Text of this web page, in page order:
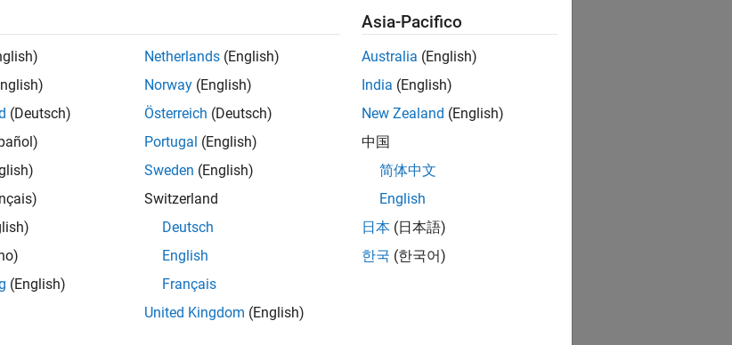
(Deutsch)
(English)
Netherlands (English)
Norway (English)
Österreich (Deutsch)
Portugal (English)
Sweden (English)
Switzerland
Deutsch
English
Français
United Kingdom (English)
Asia-Pacifico
Australia (English)
India (English)
New Zealand (English)
中国
简体中文
English
日本 (日本語)
한국 (한국어)